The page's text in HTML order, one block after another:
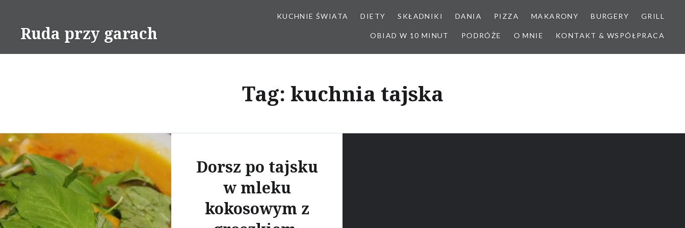
contentRuda przy garach
KUCHNIE ŚWIATA DIETY SKŁADNIKI DANIA PIZZA MAKARONY BURGERY GRILL
OBIAD W 10 MINUT PODRÓŻE O MNIE KONTAKT & WSPÓŁPRACA
Tag: kuchnia tajska
Dorsz po tajsku
w mleku
kokosowym z